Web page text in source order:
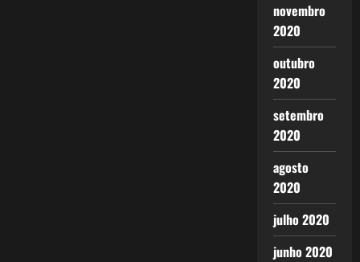
novembro
2020
outubro
2020
setembro
2020
agosto
2020
julho 2020
junho 2020